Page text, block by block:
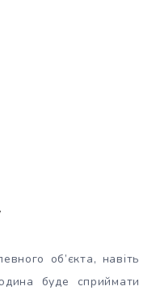
об’єкта, навіть
буде сприймати